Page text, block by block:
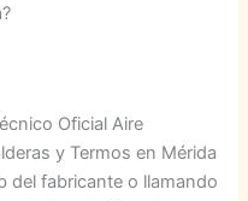
Oficial Aire
y Termos en Mérida
del fabricante o llamando